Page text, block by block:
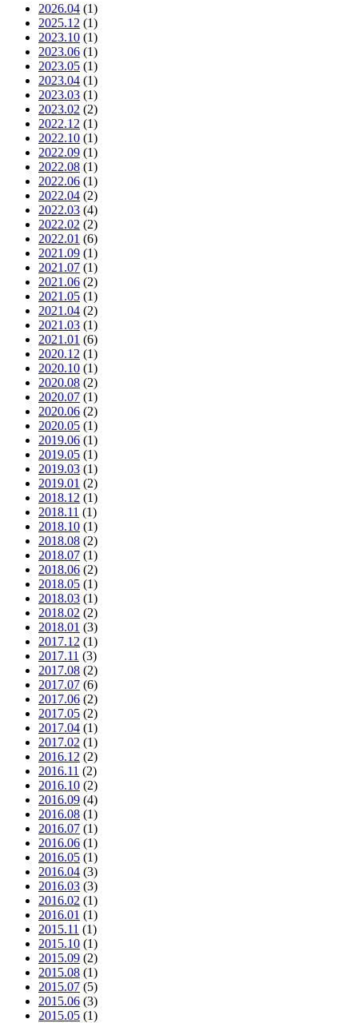
2026.04 (1)
2025.12 (1)
2023.10 (1)
2023.06 (1)
2023.05 (1)
2023.04 (1)
2023.03 (1)
2023.02 (2)
2022.12 (1)
2022.10 (1)
2022.09 (1)
2022.08 (1)
2022.06 (1)
2022.04 (2)
2022.03 (4)
2022.02 (2)
2022.01 (6)
2021.09 (1)
2021.07 (1)
2021.06 (2)
2021.05 (1)
2021.04 (2)
2021.03 (1)
2021.01 (6)
2020.12 (1)
2020.10 (1)
2020.08 (2)
2020.07 (1)
2020.06 (2)
2020.05 (1)
2019.06 (1)
2019.05 (1)
2019.03 (1)
2019.01 (2)
2018.12 (1)
2018.11 (1)
2018.10 (1)
2018.08 (2)
2018.07 (1)
2018.06 (2)
2018.05 (1)
2018.03 (1)
2018.02 (2)
2018.01 (3)
2017.12 (1)
2017.11 (3)
2017.08 (2)
2017.07 (6)
2017.06 (2)
2017.05 (2)
2017.04 (1)
2017.02 (1)
2016.12 (2)
2016.11 (2)
2016.10 (2)
2016.09 (4)
2016.08 (1)
2016.07 (1)
2016.06 (1)
2016.05 (1)
2016.04 (3)
2016.03 (3)
2016.02 (1)
2016.01 (1)
2015.11 (1)
2015.10 (1)
2015.09 (2)
2015.08 (1)
2015.07 (5)
2015.06 (3)
2015.05 (1)